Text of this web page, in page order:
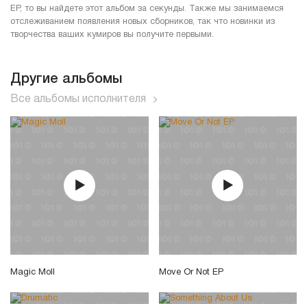
EP, то вы найдете этот альбом за секунды. Также мы занимаемся
отслеживанием появления новых сборников, так что новинки из
творчества ваших кумиров вы получите первыми.
Другие альбомы
Все альбомы исполнителя
Magic Moll Move Or Not EP